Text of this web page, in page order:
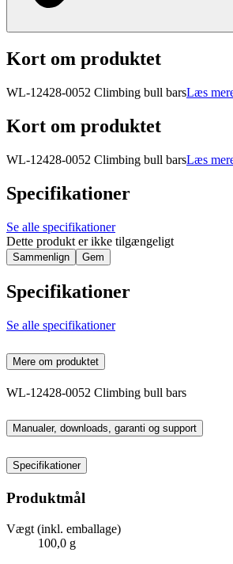
Kort om produktet
WL-12428-0052 Climbing bull barsLæs
Kort om produktet
WL-12428-0052 Climbing bull barsLæs
Specifikationer
Se alle specifikationer
Dette produkt er ikke tilgængeligt
Sammenlign Gem
Specifikationer
Se alle specifikationer
Mere om produktet
WL-12428-0052 Climbing bull bars
Manualer, downloads, garanti og support
Specifikationer
Produktmål
Vægt (inkl. emballage)
100,0 g